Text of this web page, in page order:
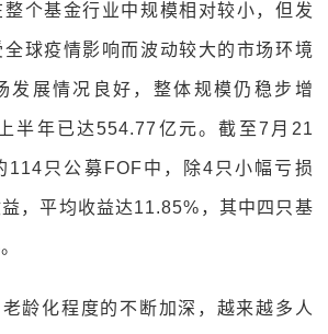
个基金行业中规模相对较小，但发
球疫情影响而波动较大的市场环境
发展情况良好，整体规模仍稳步增
半年已达554.77亿元。截至7月21
114只公募FOF中，除4只小幅亏损
，平均收益达11.85%，其中四只基
龄化程度的不断加深，越来越多人